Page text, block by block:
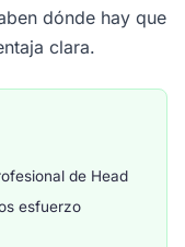
dónde hay que
clara.
de Head
esfuerzo